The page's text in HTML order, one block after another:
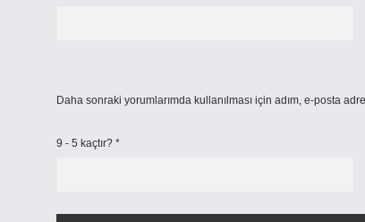
Daha sonraki yorumlarımda kullanılması için adım, e-posta
9 - 5 kaçtır? *